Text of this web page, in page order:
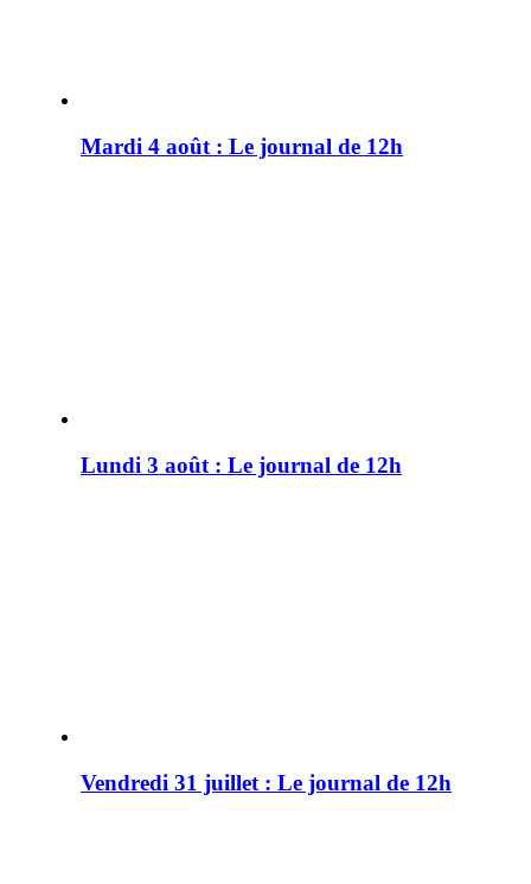
Mardi 4 août : Le journal de 12h
Lundi 3 août : Le journal de 12h
Vendredi 31 juillet : Le journal de 12h